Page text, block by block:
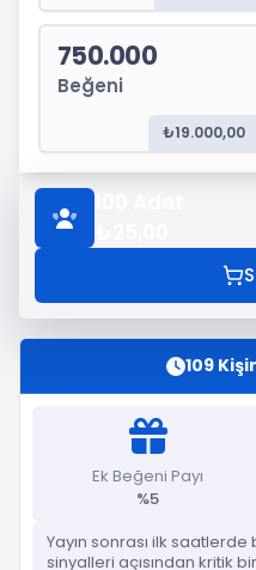
750.000
Beğeni
₺19.000,00
109
Ek Beğeni Payı
%5
Yayın sonrası ilk
sinyalleri açısından kritik